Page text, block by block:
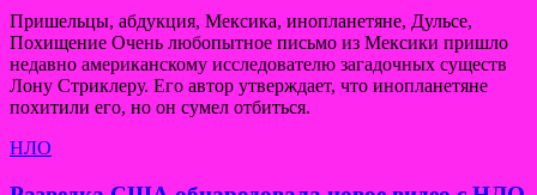
Пришельцы, абдукция, Мексика, инопланетяне, Дульсе,
Похищение Очень любопытное письмо из Мексики пришло
недавно американскому исследователю загадочных существ
Лону Стриклеру. Его автор утверждает, что инопланетяне
похитили его, но он сумел отбиться.
НЛО